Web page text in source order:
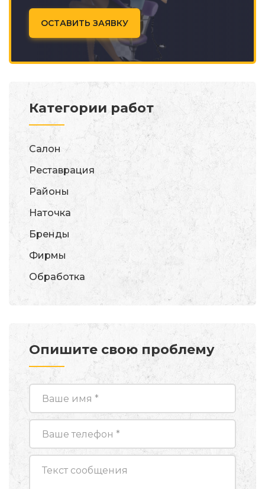
ОСТАВИТЬ ЗАЯВКУ
Категории работ
Салон
Реставрация
Районы
Наточка
Бренды
Фирмы
Обработка
Опишите свою проблему